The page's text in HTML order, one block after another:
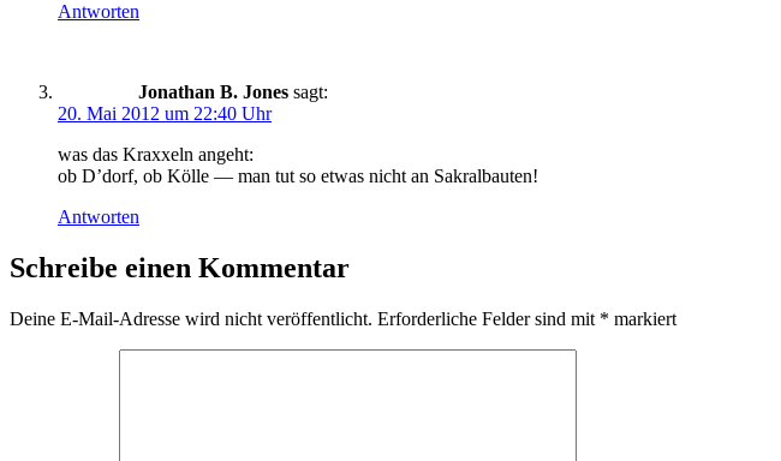
Antworten
Jonathan B. Jones sagt:
20. Mai 2012 um 22:40 Uhr
was das Kraxxeln angeht:
ob D’dorf, ob Kölle — man tut so etwas nicht an Sakralbauten!
Antworten
Schreibe einen Kommentar
Deine E-Mail-Adresse wird nicht veröffentlicht. Erforderliche Felder sind mit * markiert